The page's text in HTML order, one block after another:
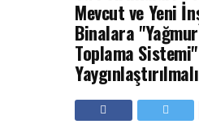
Mevcut ve Yeni
Binalara
Toplama
Yaygınlaştırılmalı